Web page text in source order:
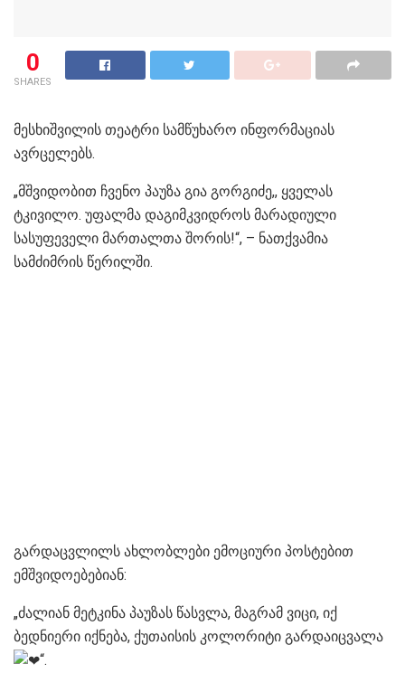
0
SHARES
მესხიშვილის თეატრი სამწუხარო ინფორმაციას
ავრცელებს.
„მშვიდობით ჩვენო პაუზა გია გორგიძე,, ყველას
ტკივილო. უფალმა დაგიმკვიდროს მარადიული
სასუფეველი მართალთა შორის!“, – ნათქვამია
სამძიმრის წერილში.
გარდაცვლილს ახლობლები ემოციური პოსტებით
ემშვიდოებებიან:
„ძალიან მეტკინა პაუზას წასვლა, მაგრამ ვიცი, იქ
ბედნიერი იქნება, ქუთაისის კოლორიტი გარდაიცვალა
“.